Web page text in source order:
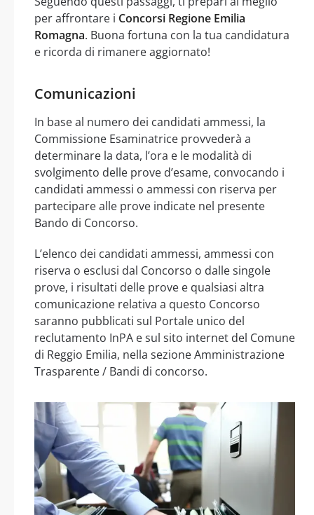
per affrontare i Concorsi Regione Emilia
Romagna. Buona fortuna con la tua candidatura
e ricorda di rimanere aggiornato!
Comunicazioni
In base al numero dei candidati ammessi, la
Commissione Esaminatrice provvederà a
determinare la data, l’ora e le modalità di
svolgimento delle prove d’esame, convocando i
candidati ammessi o ammessi con riserva per
partecipare alle prove indicate nel presente
Bando di Concorso.
L’elenco dei candidati ammessi, ammessi con
riserva o esclusi dal Concorso o dalle singole
prove, i risultati delle prove e qualsiasi altra
comunicazione relativa a questo Concorso
saranno pubblicati sul Portale unico del
reclutamento InPA e sul sito internet del Comune
di Reggio Emilia, nella sezione Amministrazione
Trasparente / Bandi di concorso.